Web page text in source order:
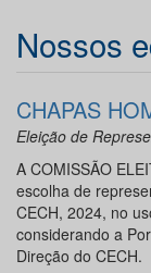
Nossos
CHAPAS
Eleição de
A COMISSÃO
escolha de
CECH, 2024, no
considerando a
Direção do CECH.